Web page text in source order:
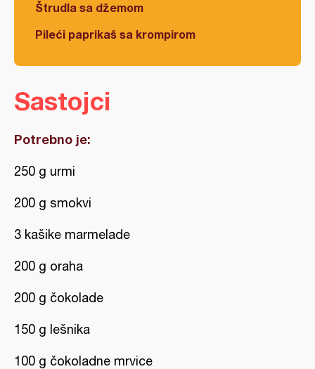
Štrudla sa džemom
Pileći paprikaš sa krompirom
Sastojci
Potrebno je:
250 g urmi
200 g smokvi
3 kašike marmelade
200 g oraha
200 g čokolade
150 g lešnika
100 g čokoladne mrvice